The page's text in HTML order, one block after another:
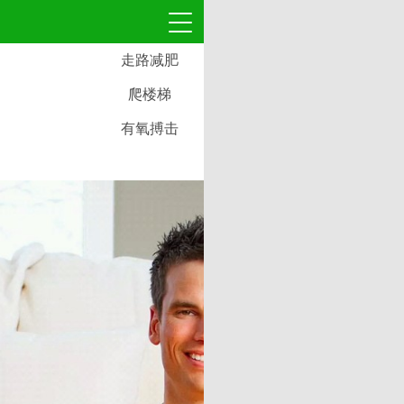
走路减肥
爬楼梯
有氧搏击